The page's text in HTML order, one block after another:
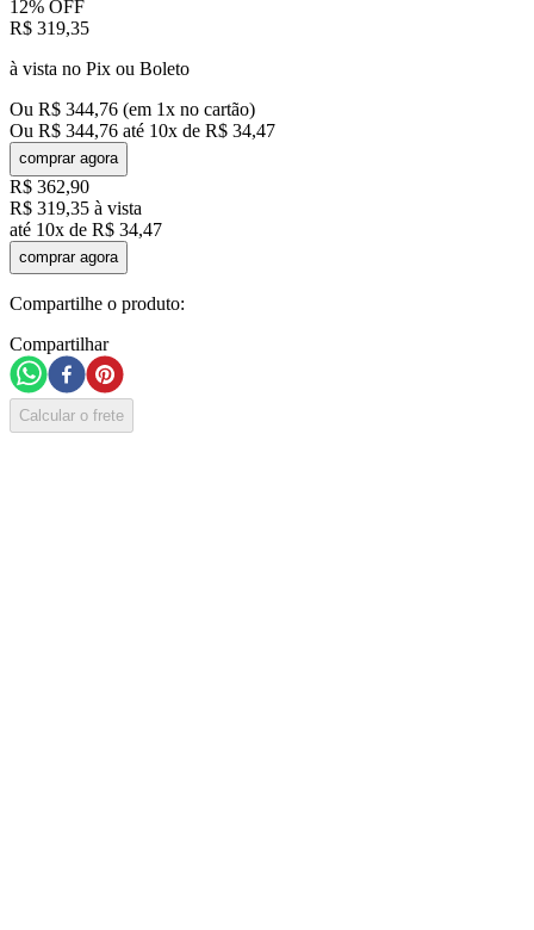
12% OFF
R$ 319,35
à vista no Pix ou Boleto
Ou R$ 344,76 (em 1x no cartão)
Ou R$ 344,76 até 10x de R$ 34,47
comprar agora
R$ 362,90
R$ 319,35 à vista
até 10x de R$ 34,47
comprar agora
Compartilhe o produto:
Compartilhar
Calcular o frete